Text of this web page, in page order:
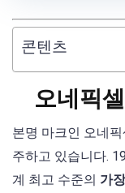
콘텐츠
오네픽
본명 마크인 오네
주하고 있습니다.
계 최고 수준의 가